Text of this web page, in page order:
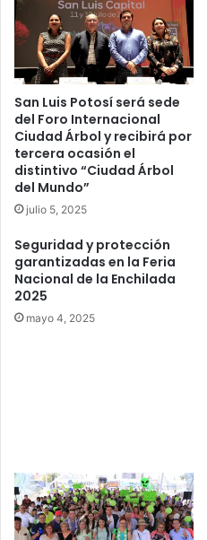
San Luis Potosí será sede
del Foro Internacional
Ciudad Árbol y recibirá por
tercera ocasión el
distintivo “Ciudad Árbol
del Mundo”
julio 5, 2025
Seguridad y protección
garantizadas en la Feria
Nacional de la Enchilada
2025
mayo 4, 2025